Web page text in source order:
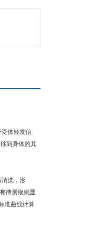
体转发信
到身体的其
清洗，形
待测物则显
准曲线计算